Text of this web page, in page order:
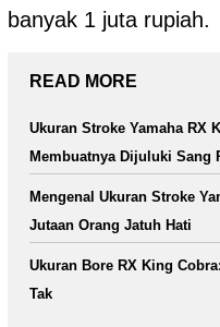
banyak 1 juta rupiah.
READ MORE
Ukuran Stroke Yamaha RX
Membuatnya Dijuluki Sang
Mengenal Ukuran Stroke
Jutaan Orang Jatuh Hati
Ukuran Bore RX King
Tak